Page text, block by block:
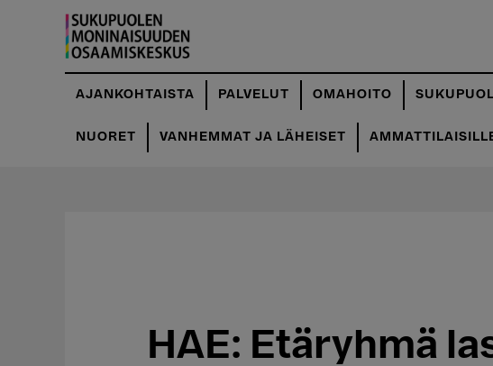
pääsisältöön
AJANKOHTAISTA PALVELUT OMAHOITO
NUORET VANHEMMAT JA LÄHEISET
HAE: Etäryhmä